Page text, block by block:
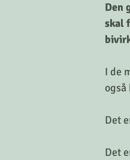
Den
skal
I de
også
Det
Det